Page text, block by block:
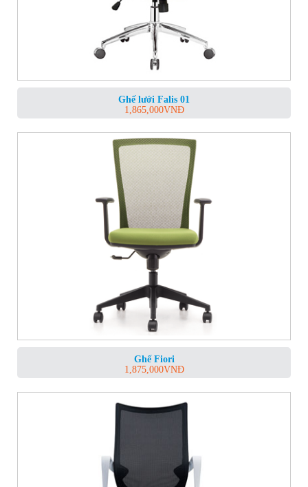
Ghế lưới Falis 01
1,865,000VNĐ
Ghế Fiori
1,875,000VNĐ